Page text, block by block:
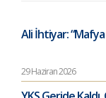
Ali İhtiyar:
29 Haziran 2026